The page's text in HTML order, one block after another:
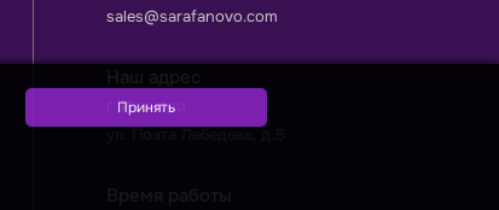
sales@sarafanovo.com
Наш адрес
г. Иваново
Время работы